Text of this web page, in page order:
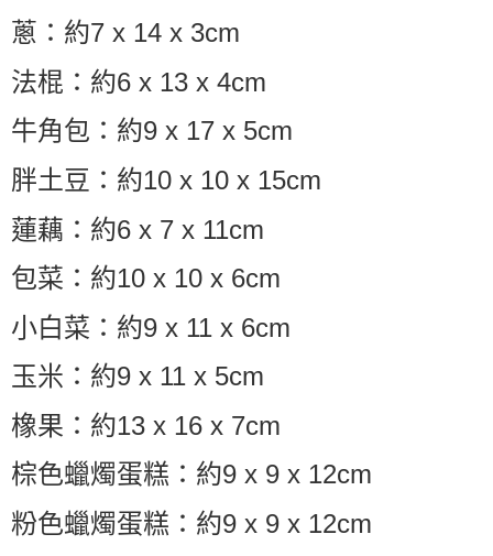
蔥：約7 x 14 x 3cm
法棍：約6 x 13 x 4cm
牛角包：約9 x 17 x 5cm
胖土豆：約10 x 10 x 15cm
蓮藕：約6 x 7 x 11cm
包菜：約10 x 10 x 6cm
小白菜：約9 x 11 x 6cm
玉米：約9 x 11 x 5cm
橡果：約13 x 16 x 7cm
棕色蠟燭蛋糕：約9 x 9 x 12cm
粉色蠟燭蛋糕：約9 x 9 x 12cm